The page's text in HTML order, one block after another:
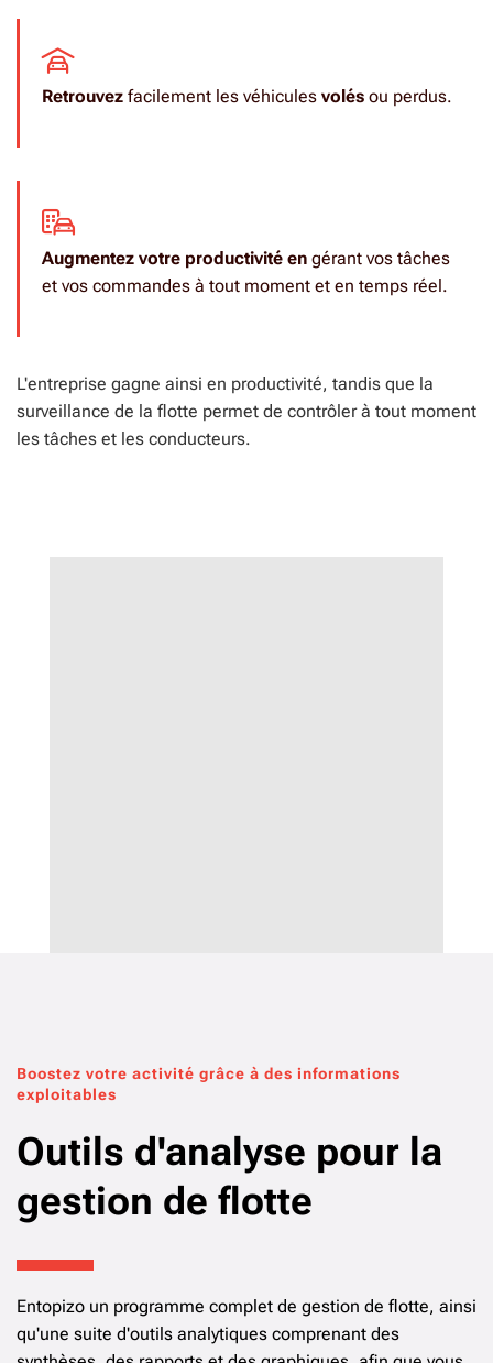
Retrouvezfacilement les véhicules volésou perdus.
Augmentez votre productivité en gérant vos tâches
et vos commandes à tout moment et en temps réel.
L'entreprise gagne ainsi en productivité, tandis que la
surveillance de la flotte permet de contrôler à tout moment
les tâches et les conducteurs.
Boostez votre activité grâce à des informations
exploitables
Outils d'analyse pour la
gestion de flotte
Entopizo un programme complet de gestion de flotte, ainsi
qu'une suite d'outils analytiques comprenant des